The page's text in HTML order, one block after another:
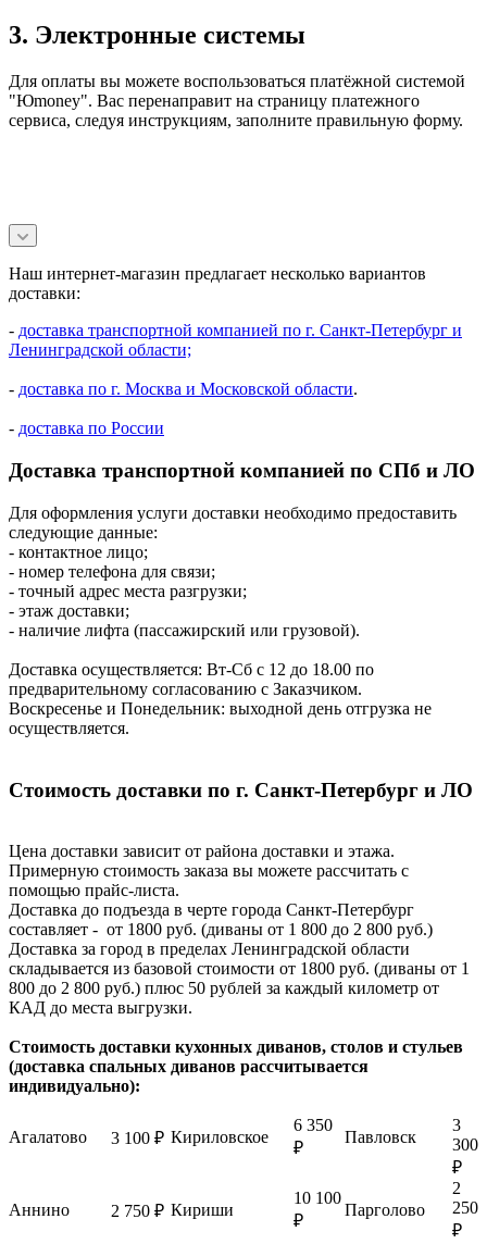
3. Электронные системы
Для оплаты вы можете воспользоваться платёжной системой
"Юmoney". Вас перенаправит на страницу платежного
сервиса, следуя инструкциям, заполните правильную форму.
Наш интернет-магазин предлагает несколько вариантов
доставки:
- доставка транспортной компанией по г. Санкт-Петербург и
Ленинградской области;
- доставка по г. Москва и Московской области.
- доставка по России
Доставка транспортной компанией по СПб и ЛО
Для оформления услуги доставки необходимо предоставить
следующие данные:
- контактное лицо;
- номер телефона для связи;
- точный адрес места разгрузки;
- этаж доставки;
- наличие лифта (пассажирский или грузовой).
Доставка осуществляется: Вт-Сб с 12 до 18.00 по
предварительному согласованию с Заказчиком.
Воскресенье и Понедельник: выходной день отгрузка не
осуществляется.
Стоимость доставки по г. Санкт-Петербург и ЛО
Цена доставки зависит от района доставки и этажа.
Примерную стоимость заказа вы можете рассчитать с
помощью прайс-листа.
Доставка до подъезда в черте города Санкт-Петербург
составляет - от 1800 руб. (диваны от 1 800 до 2 800 руб.)
Доставка за город в пределах Ленинградской области
складывается из базовой стоимости от 1800 руб. (диваны от 1
800 до 2 800 руб.) плюс 50 рублей за каждый километр от
КАД до места выгрузки.
Стоимость доставки кухонных диванов, столов и стульев
(доставка спальных диванов рассчитывается
индивидуально):
Агалатово 3 100 ₽ Кириловское
6 350
₽
Павловск
3
300
₽
Аннино 2 750 ₽ Кириши
10 100
₽
Парголово
2
250
₽